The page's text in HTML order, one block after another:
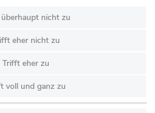
nicht zu
eher nicht zu
Trifft eher zu
voll und ganz zu